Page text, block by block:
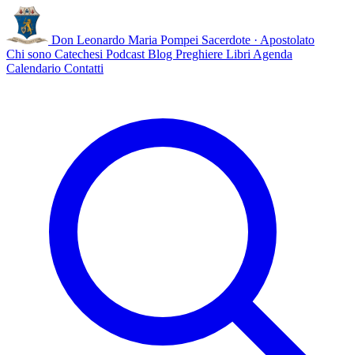
Don Leonardo Maria Pompei Sacerdote · Apostolato
Chi sono Catechesi Podcast Blog Preghiere Libri Agenda
Calendario Contatti